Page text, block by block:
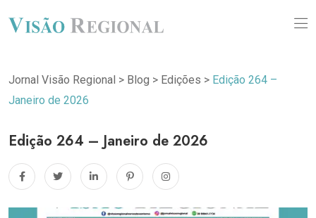
Jornal Visão Regional > Blog > Edições > Edição 264 –
Janeiro de 2026
Edição 264 – Janeiro de 2026